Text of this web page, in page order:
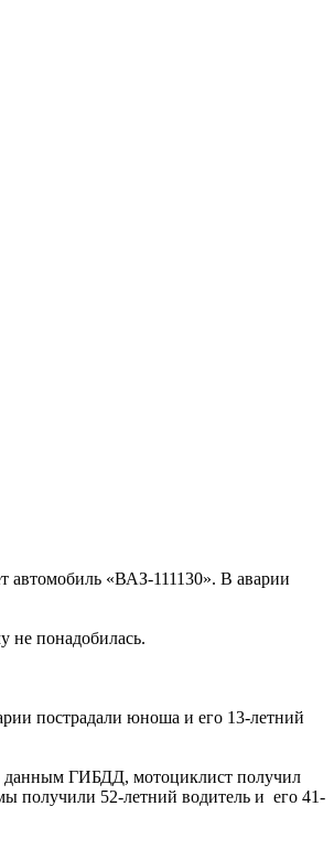
автомобиль «ВАЗ-111130». В аварии
не понадобилась.
пострадали юноша и его 13-летний
данным ГИБДД, мотоциклист получил
получили 52-летний водитель и его 41-